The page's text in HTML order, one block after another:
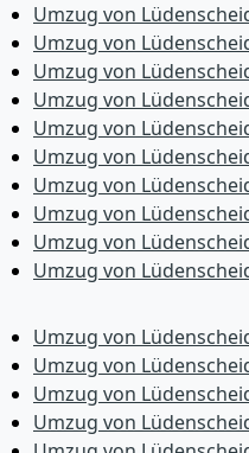
Umzug von
Umzug von
Umzug von
Umzug von
Umzug von
Umzug von
Umzug von
Umzug von
Umzug von
Umzug von
Umzug von
Umzug von
Umzug von
Umzug von